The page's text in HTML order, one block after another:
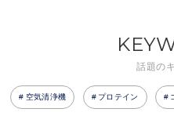
話題の
空気清浄機 プロテイン